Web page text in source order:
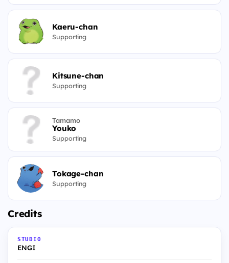
Kaeru-chan
Supporting
Kitsune-chan
Supporting
Tamamo
Youko
Supporting
Tokage-chan
Supporting
Credits
STUDIO
ENGI